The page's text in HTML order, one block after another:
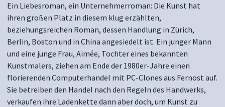
Ein Liebesroman, ein Unternehmerroman: Die Kunst hat
ihren großen Platz in diesem klug erzählten,
beziehungsreichen Roman, dessen Handlung in Zürich,
Berlin, Boston und in China angesiedelt ist. Ein junger Mann
und eine junge Frau, Aimée, Tochter eines bekannten
Kunstmalers, ziehen am Ende der 1980er-Jahre einen
florierenden Computerhandel mit PC-Clones aus Fernost auf.
Sie betreiben den Handel nach den Regeln des Handwerks,
verkaufen ihre Ladenkette dann aber doch, um Kunst zu